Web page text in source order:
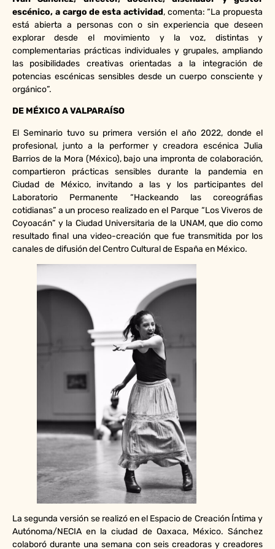
escénico, a cargo de esta actividad, comenta: “La propuesta
está abierta a personas con o sin experiencia que deseen
explorar desde el movimiento y la voz, distintas y
complementarias prácticas individuales y grupales, ampliando
las posibilidades creativas orientadas a la integración de
potencias escénicas sensibles desde un cuerpo consciente y
orgánico”.
DE MÉXICO A VALPARAÍSO
El Seminario tuvo su primera versión el año 2022, donde el
profesional, junto a la performer y creadora escénica Julia
Barrios de la Mora (México), bajo una impronta de colaboración,
compartieron prácticas sensibles durante la pandemia en
Ciudad de México, invitando a las y los participantes del
Laboratorio Permanente “Hackeando las coreográfias
cotidianas” a un proceso realizado en el Parque “Los Viveros de
Coyoacán” y la Ciudad Universitaria de la UNAM, que dio como
resultado final una video-creación que fue transmitida por los
canales de difusión del Centro Cultural de España en México.
La segunda versión se realizó en el Espacio de Creación Íntima y
Autónoma/NECIA en la ciudad de Oaxaca, México. Sánchez
colaboró durante una semana con seis creadoras y creadores